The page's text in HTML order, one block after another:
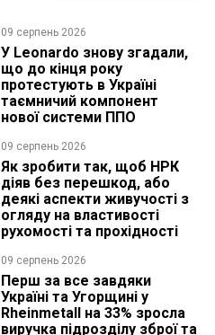
09 серпень 2026
У Leonardo знову згадали,
що до кінця року
протестують в Україні
таємничий компонент
нової системи ППО
09 серпень 2026
Як зробити так, щоб НРК
діяв без перешкод, або
деякі аспекти живучості з
огляду на властивості
рухомості та прохідності
09 серпень 2026
Перш за все завдяки
Україні та Угорщині у
Rheinmetall на 33% зросла
виручка підрозділу зброї та